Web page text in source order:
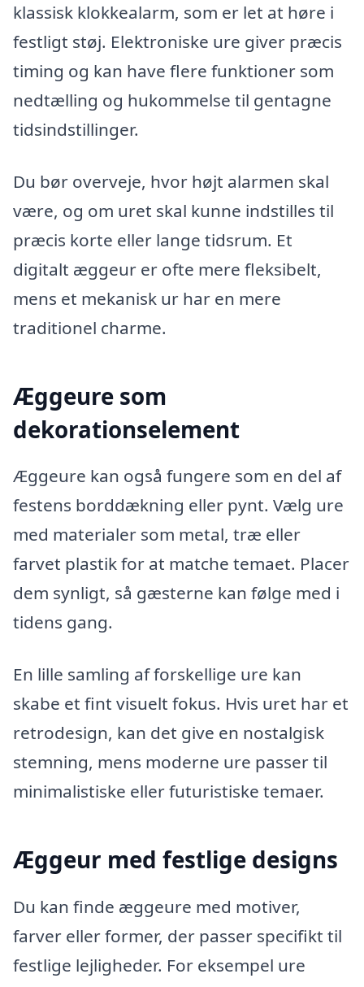
klassisk klokkealarm, som er let at høre i
festligt støj. Elektroniske ure giver præcis
timing og kan have flere funktioner som
nedtælling og hukommelse til gentagne
tidsindstillinger.
Du bør overveje, hvor højt alarmen skal
være, og om uret skal kunne indstilles til
præcis korte eller lange tidsrum. Et
digitalt æggeur er ofte mere fleksibelt,
mens et mekanisk ur har en mere
traditionel charme.
Æggeure som
dekorationselement
Æggeure kan også fungere som en del af
festens borddækning eller pynt. Vælg ure
med materialer som metal, træ eller
farvet plastik for at matche temaet. Placer
dem synligt, så gæsterne kan følge med i
tidens gang.
En lille samling af forskellige ure kan
skabe et fint visuelt fokus. Hvis uret har et
retrodesign, kan det give en nostalgisk
stemning, mens moderne ure passer til
minimalistiske eller futuristiske temaer.
Æggeur med festlige designs
Du kan finde æggeure med motiver,
farver eller former, der passer specifikt til
festlige lejligheder. For eksempel ure